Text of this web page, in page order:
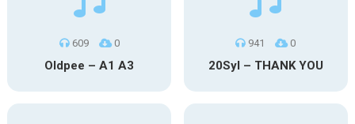
609 0
Oldpee – A1 A3
941 0
20Syl – THANK YOU